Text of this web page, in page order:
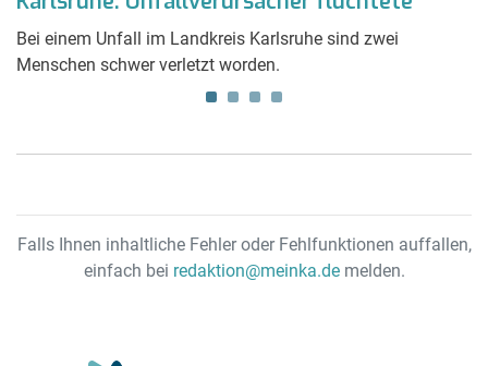
Bei einem Unfall im Landkreis Karlsruhe sind zwei
Menschen schwer verletzt worden.
Falls Ihnen inhaltliche Fehler oder Fehlfunktionen auffallen,
einfach bei redaktion@meinka.demelden.